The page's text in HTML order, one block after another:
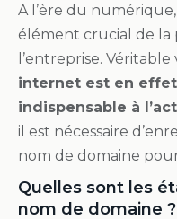
A l’ère du
élément crucial de la
l’entreprise.
internet est en
indispensable à
il est nécessaire
nom de domaine
Quelles sont les
nom de domaine ?